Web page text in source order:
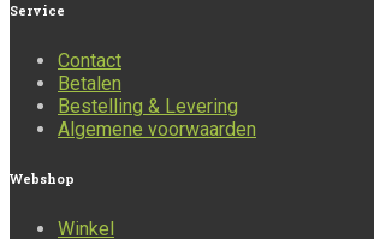
Service
Contact
Betalen
Bestelling & Levering
Algemene voorwaarden
Webshop
Winkel